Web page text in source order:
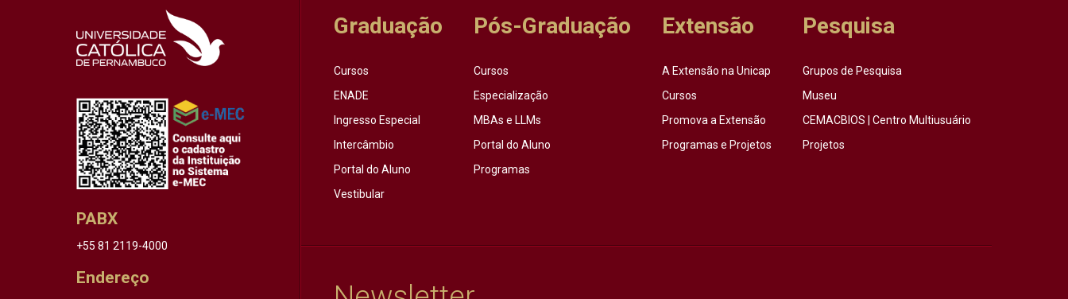
PABX
+55 81 2119-4000
Endereço
Graduação
Cursos
ENADE
Ingresso Especial
Intercâmbio
Portal do Aluno
Vestibular
Pós-Graduação
Cursos
Especialização
MBAs e LLMs
Portal do Aluno
Programas
Extensão
A Extensão na Unicap
Cursos
Promova a Extensão
Programas e Projetos
Pesquisa
Grupos de Pesquisa
Museu
CEMACBIOS | Centro Multiusuário
Projetos